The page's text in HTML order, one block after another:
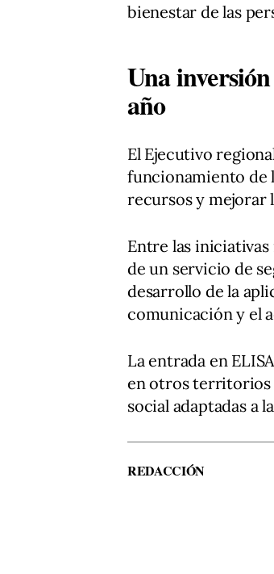
bienestar de las
Una
año
El Ejecutivo
funcionamiento de
recursos y mejorar
Entre las
de un servicio de
desarrollo de la
comunicación y el
La entrada en
en otros territorios
social adaptadas a
REDACCIÓN